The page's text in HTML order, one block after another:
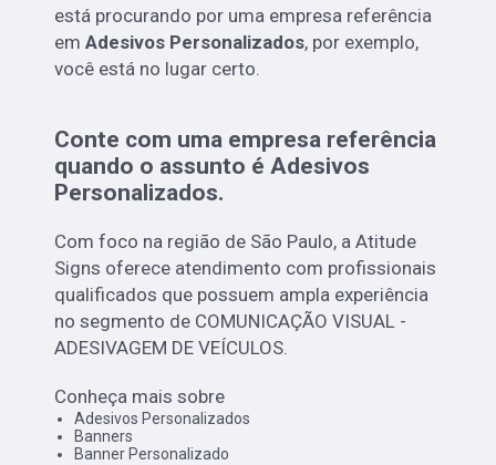
está procurando por uma empresa referência
emAdesivos Personalizados, por exemplo,
você está no lugar certo.
Conte com uma empresa referência
quando o assunto éAdesivos
Personalizados.
Com foco na região de São Paulo, a Atitude
Signs oferece atendimento com profissionais
qualificados que possuem ampla experiência
no segmento de COMUNICAÇÃO VISUAL -
ADESIVAGEM DE VEÍCULOS.
Conheça mais sobre
Adesivos Personalizados
Banners
Banner Personalizado